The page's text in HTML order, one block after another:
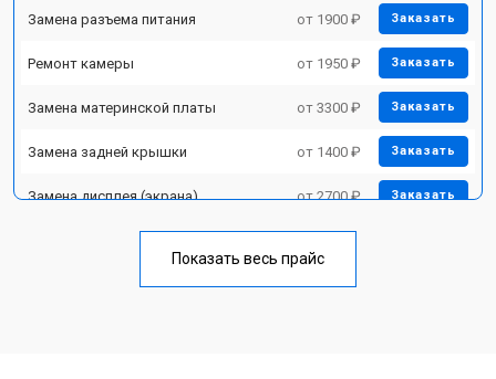
Замена разъема питания от 1900 ₽ Заказать
Ремонт камеры от 1950 ₽ Заказать
Замена материнской платы от 3300 ₽ Заказать
Замена задней крышки от 1400 ₽ Заказать
Замена дисплея (экрана) от 2700 ₽ Заказать
Замена кнопки включения от 1750 ₽
Показать весь прайс